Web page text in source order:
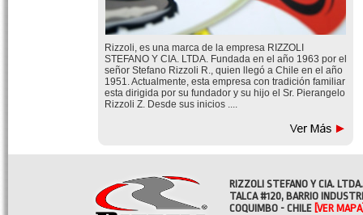
Rizzoli, es una marca de la empresa RIZZOLI
STEFANO Y CIA. LTDA. Fundada en el año 1963 por el
señor Stefano Rizzoli R., quien llegó a Chile en el año
1951. Actualmente, esta empresa con tradición familiar
esta dirigida por su fundador y su hijo el Sr. Pierangelo
Rizzoli Z. Desde sus inicios ....
RIZZOLI STEFANO Y CIA. LTDA.
TALCA #120, BARRIO
COQUIMBO - CHILE [VER